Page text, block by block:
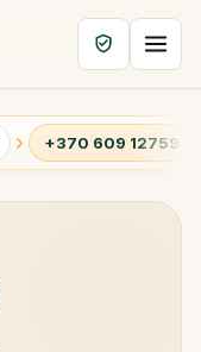
+370 609 12759